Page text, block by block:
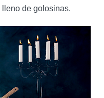
de golosinas.